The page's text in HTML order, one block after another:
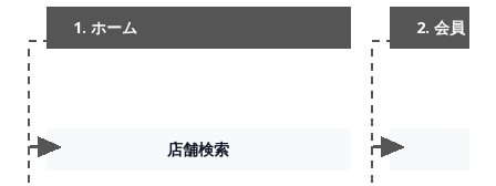
1. ホーム 2. 会員
店舗検索